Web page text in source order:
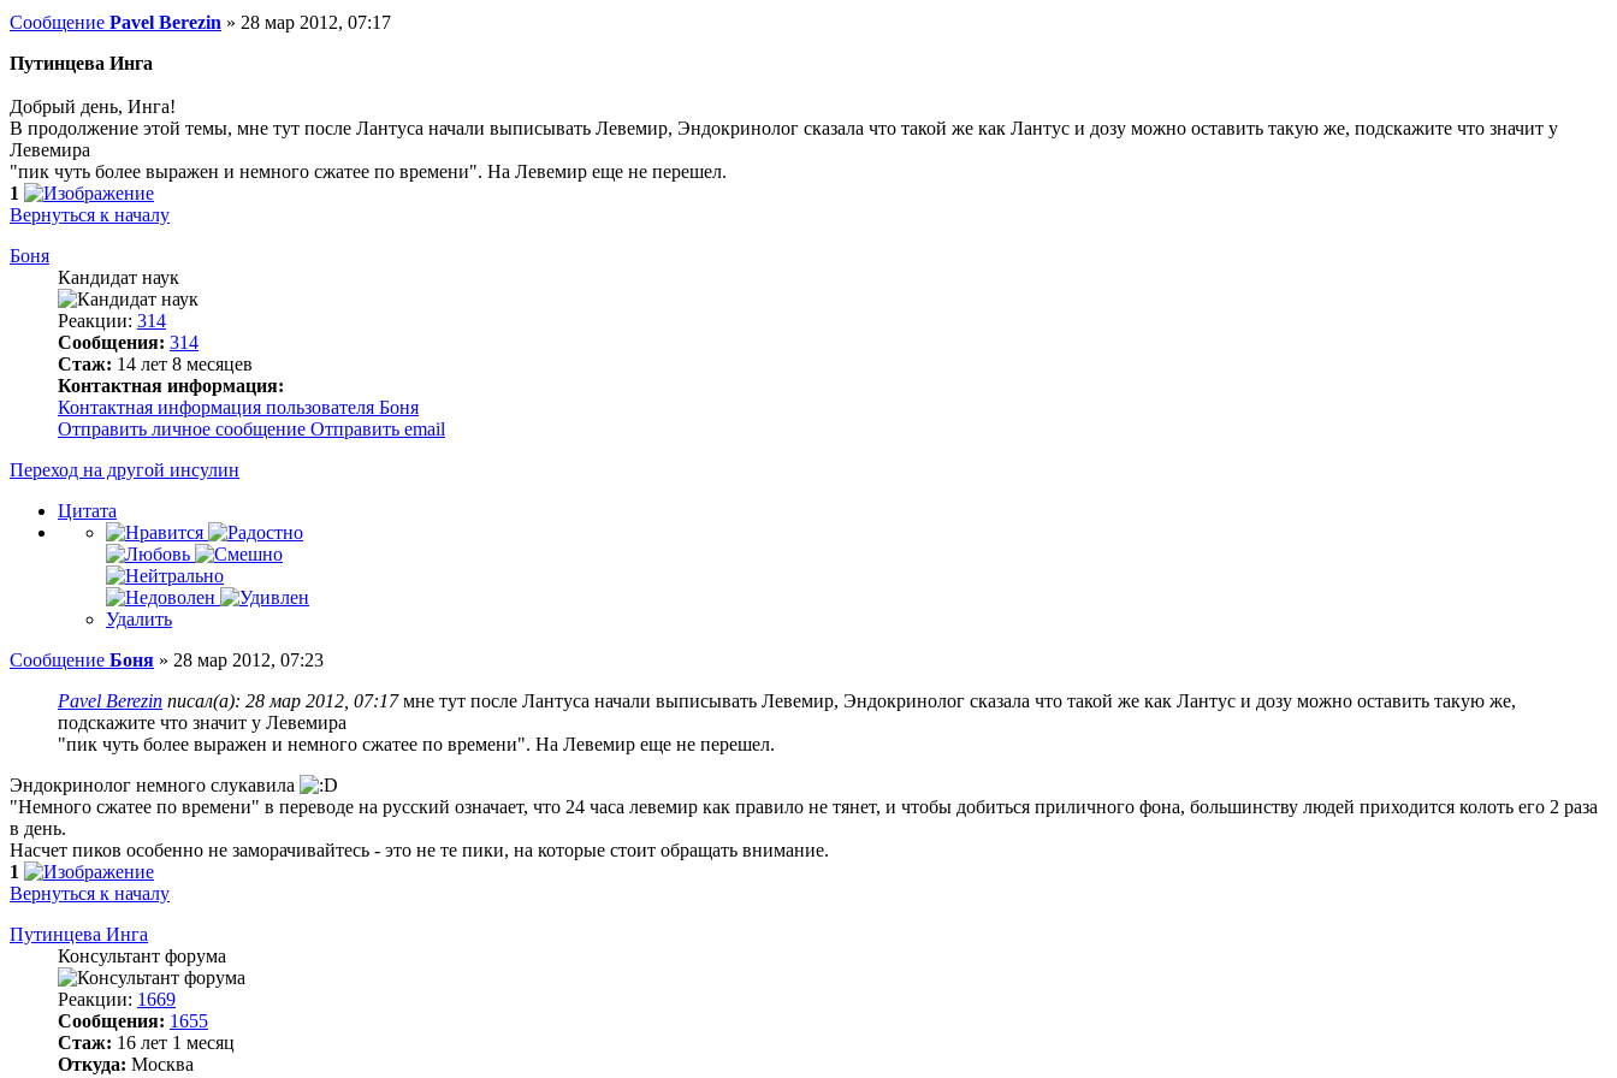
Сообщение Pavel Berezin » 28 мар 2012, 07:17
Путинцева Инга
Добрый день, Инга!
В продолжение этой темы, мне тут после Лантуса начали выписывать Левемир, Эндокринолог сказала что такой же как Лантус и дозу можно оставить такую же, подскажите что значит у
Левемира
"пик чуть более выражен и немного сжатее по времени". На Левемир еще не перешел.
1
Вернуться к началу
Боня
Кандидат наук
Реакции: 314
Сообщения: 314
Стаж: 14 лет 8 месяцев
Контактная информация:
Контактная информация пользователя Боня
Отправить личное сообщение Отправить email
Переход на другой инсулин
Цитата
Удалить
Сообщение Боня » 28 мар 2012, 07:23
Pavel Berezin писал(а): 28 мар 2012, 07:17мне тут после Лантуса начали выписывать Левемир, Эндокринолог сказала что такой же как Лантус и дозу можно оставить такую же,
подскажите что значит у Левемира
"пик чуть более выражен и немного сжатее по времени". На Левемир еще не перешел.
Эндокринолог немного слукавила
"Немного сжатее по времени" в переводе на русский означает, что 24 часа левемир как правило не тянет, и чтобы добиться приличного фона, большинству людей приходится колоть его 2 раза
в день.
Насчет пиков особенно не заморачивайтесь - это не те пики, на которые стоит обращать внимание.
1
Вернуться к началу
Путинцева Инга
Консультант форума
Реакции: 1669
Сообщения: 1655
Стаж: 16 лет 1 месяц
Откуда: Москва